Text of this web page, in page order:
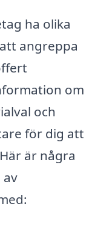
ha olika
angreppa
om
och
för dig att
är några
av